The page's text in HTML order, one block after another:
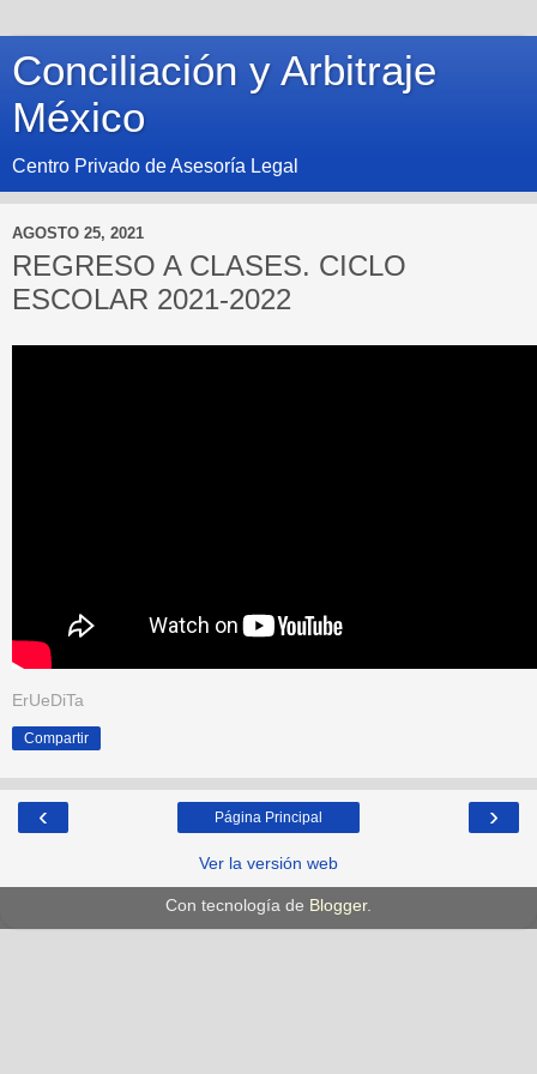
Conciliación y Arbitraje
México
Centro Privado de Asesoría Legal
AGOSTO 25, 2021
REGRESO A CLASES. CICLO
ESCOLAR 2021-2022
ErUeDiTa
Compartir
‹ ›
Página Principal
Ver la versión web
Con tecnología de Blogger.